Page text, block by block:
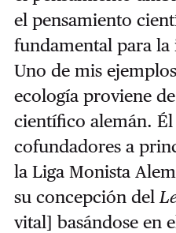
el pensamiento
fundamental para la
Uno de mis
ecología proviene
científico alemán.
cofundadores a
la Liga Monista
su concepción del
vital] basándose en